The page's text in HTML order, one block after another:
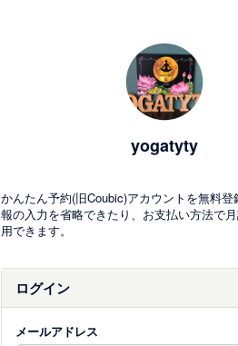
yogatyty
かんたん予約(旧Coubic)アカウントを無料
報の入力を省略できたり、お支払い方法で
用できます。
ログイン
メールアドレス